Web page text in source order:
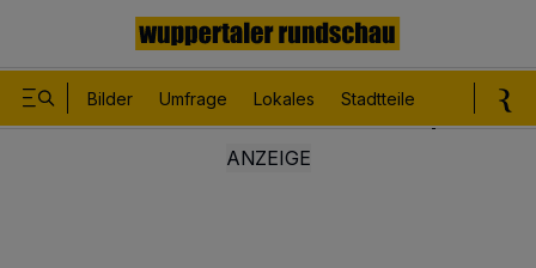
Bilder Umfrage Lokales Stadtteile